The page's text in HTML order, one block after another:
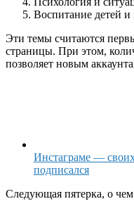
Воспитание детей и
Эти темы считаются
страницы. При этом,
позволяет новым
Инстаграме —
подписался
Следующая пятерка, о